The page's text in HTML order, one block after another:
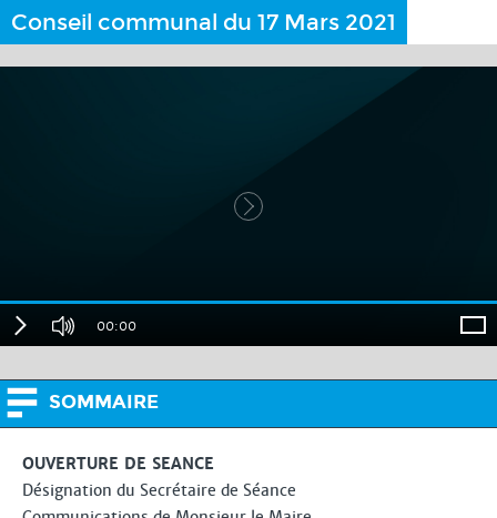
Conseil communal du 17 Mars 2021
00:00
SOMMAIRE
OUVERTURE DE SEANCE
Désignation du Secrétaire de Séance